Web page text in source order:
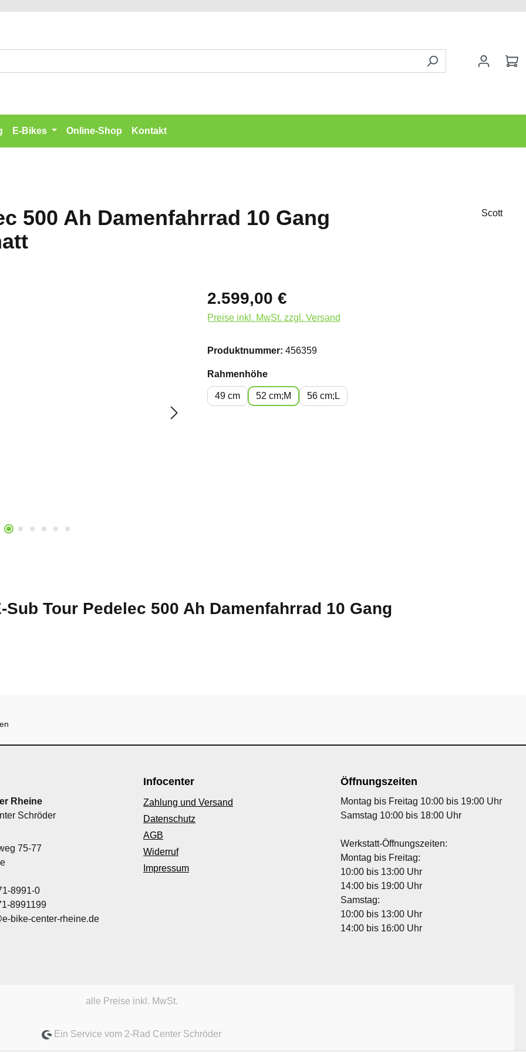
E-Bikes Online-Shop Kontakt
500 Ah Damenfahrrad 10 Gang
Scott
2.599,00 €
Preise inkl. MwSt. zzgl. Versand
Produktnummer: 456359
Rahmenhöheauswählen
49 cm 52 cm;M 56 cm;L
Tour Pedelec 500 Ah Damenfahrrad 10 Gang
Rheine
Schröder
75-77
8991-0
8991199
bike-center-rheine.de
Infocenter
Zahlung und Versand
Datenschutz
AGB
Widerruf
Impressum
Öffnungszeiten
Montag bis Freitag 10:00 bis 19:00 Uhr
Samstag 10:00 bis 18:00 Uhr
Werkstatt-Öffnungszeiten:
Montag bis Freitag:
10:00 bis 13:00 Uhr
14:00 bis 19:00 Uhr
Samstag:
10:00 bis 13:00 Uhr
14:00 bis 16:00 Uhr
alle Preise inkl. MwSt.
Ein Service vom 2-Rad Center Schröder